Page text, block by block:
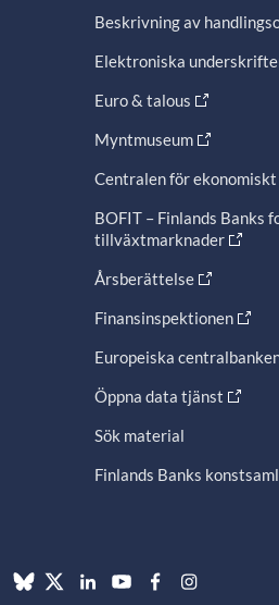
Beskrivning av
Elektroniska
Euro & talous
Myntmuseum
Centralen för ekonomiskt
BOFIT – Finlands Banks
tillväxtmarknader
Årsberättelse
Finansinspektionen
Europeiska
Öppna data tjänst
Sök material
Finlands Banks